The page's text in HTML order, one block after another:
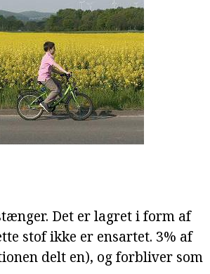
Det er lagret i form af
stof ikke er ensartet. 3% af
delt en), og forbliver som